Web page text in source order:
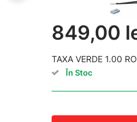
849,00
TAXA VERDE 1.00
În Stoc